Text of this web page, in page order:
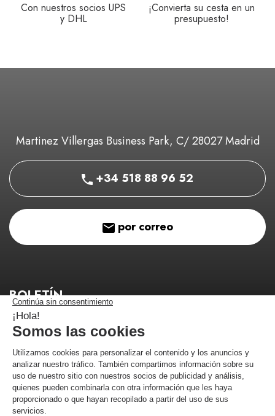
Con nuestros socios UPS
y DHL
¡Convierta su cesta en un
presupuesto!
Martinez Villergas Business Park, C/ 28027 Madrid
+34 518 88 96 52
por correo
BOLETÍN
¡Manténgase informado de nuestros buenos planes!
¡Me estoy registrando!
Comerciante aprobado por la Sociedad de Opiniones Contrastadas,
clic aquí para mostrar el certificado